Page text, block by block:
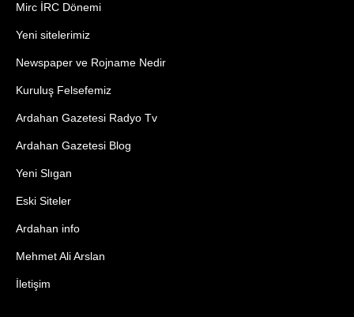
Mirc İRC Dönemi
Yeni sitelerimiz
Newspaper ve Rojname Nedir
Kuruluş Felsefemiz
Ardahan Gazetesi Radyo Tv
Ardahan Gazetesi Blog
Yeni Slıgan
Eski Siteler
Ardahan info
Mehmet Ali Arslan
İletişim